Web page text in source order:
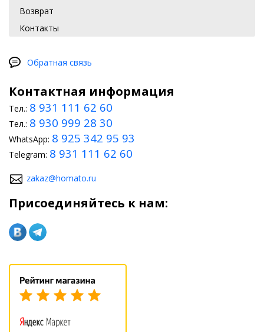
Возврат
Контакты
Обратная связь
Контактная информация
Тел.: 8 931 111 62 60
Тел.: 8 930 999 28 30
WhatsApp: 8 925 342 95 93
Telegram: 8 931 111 62 60
zakaz@homato.ru
Присоединяйтесь к нам: